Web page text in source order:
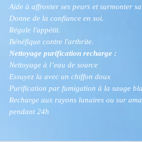
Aide à affronter ses peurs et surmonter
Donne de la confiance en soi.
Régule l'appétit.
Bénéfique contre l'arthrite.
Nettoyage purification recharge :
Nettoyage à l’eau de source
Essuyez la avec un chiffon doux
Purification par fumigation à la sauge
Recharge aux rayons lunaires ou sur
pendant 24h